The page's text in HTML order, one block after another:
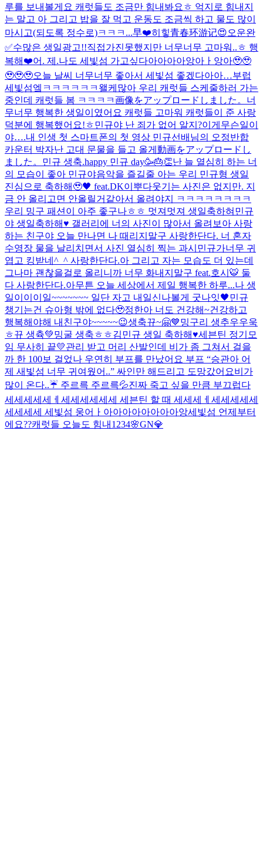
루를 보내볼게요 캐럿들도 조금만 힘내봐요ㅎ 억지로 힘내지
는 말고 아 그리고 밥을 잘 먹고 운동도 조금씩 하고 물도 많이
마시고(되도록 정수로)ㅋㅋㅋ...早❤️히힣青春环游记😍오운완
✅수많은 생일광고!!직접가진못했지만 너무너무 고마워..ㅎ 행
복해❤️어. 제.나도 세빛섬 가고싶다아아아아앙아ㅏ앙아🥹🥹
🥹🥹🥹오늘 날씨 너무너무 좋아서 세빛섬 좋겠다아아…부럽
세빛섬엨ㅋㅋㅋㅋㅋㅋ왤케많아 우리 캐럿들 스케줄하러 가는
중인데 캐럿들 봄 ㅋㅋㅋㅋ画像をアップロードしました。 너
무너무 행복한 생일이였어요 캐럿들 고마워 캐럿들이 준 사랑
덕분에 행복했어요!ㅎ민규야 난 죄가 없어 알지?이게무슨일이
야….내 인생 첫 스마트폰의 첫 영상 민규선배님의 오정반합
카운터 박자난 고대 문물을 들고 올게 動画をアップロードし
ました。 민규 생축.happy 민규 day🥳🎂👏난 늘 열심히 하는 너
의 모습이 좋아 민규야음악을 즐길줄 아는 우리 민규형 생일
진심으로 축하해🥹🖤 feat.DK이뿌다웃기는 사진은 없지만. 지
금 안 올리고면 안올릴거같아서 올려야지 ㅋㅋㅋㅋㅋㅋㅋㅋ
우리 밍구 패션이 아주 좋구나ㅎㅎ 멋져멋져 생일축하혀 민규
야 생일축하해♥️ 갤러리에 너의 사진이 많아서 올려보아 사랑
하는 친구야 오늘 만나면 나 때리지말구 사랑한단다. 너 혼자
수영장 물을 날리치면서 사진 열심히 찍는 과시민규가너무 귀
엽고 킹받네^_^ 사랑한단다.아 그리고 자는 모습도 더 있는데
그나마 괜찮을걸로 올리니까 너무 화내지말구 feat.호시🐯 둘
다 사랑한단다.아무튼 오늘 세상에서 제일 행복한 하루...나 생
일이이이일~~~~~~~ 일단 자고 내일신나볼게 굿나잇🖤민규
챙기는건 슈아형 밖에 없다🥹정한아 너도 건강해~건강하고
행복해야해 내친구야~~~~~😉생축뀨~🤗💙밍구리 생추우우욱
ㅎ뀨 생츅💚밍굴 생축ㅎㅎ김민규 생일 축하해♥️세븐틴 정기모
임 무사히 끝💛관리 받고 머리 산발인데 비가 좀 그쳐서 걸을
까 한 100보 걸었나 우연히 부프를 만났어요 부프 “승관아 어
제 새빛섬 너무 귀여웠어..” 싸인만 해드리고 도망갔어요비가
많이 온다..☔️ 주르륵 주르륵💦진짜 죽고 싶을 만큼 부끄럽다
세세세세세ㅔ세세세세세세 세븐틴 할 때 세세세ㅔ세세세세세
세세세세 세빛섬 웅어ㅏ아아아아아아아아앙세빛섬 언제부터
에요??캐럿들 오늘도 힘내 1234🌸GN💎